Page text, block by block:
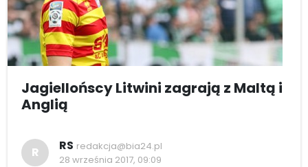
Jagiellońscy Litwini zagrają z Maltą i
Anglią
R RS redakcja@bia24.pl
28 września 2017, 09:09